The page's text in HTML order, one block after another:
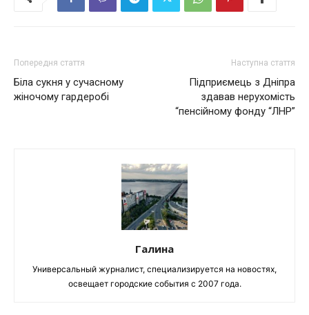
Попередня стаття
Біла сукня у сучасному
жіночому гардеробі
Наступна стаття
Підприємець з Дніпра
здавав нерухомість
“пенсійному фонду “ЛНР”
Галина
Универсальный журналист, специализируется на новостях,
освещает городские события с 2007 года.